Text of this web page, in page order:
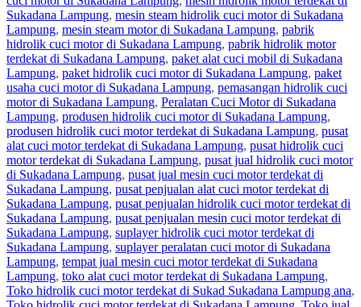
Sukadana Lampung, mesin steam hidrolik cuci motor di Sukadana
Lampung, mesin steam motor di Sukadana Lampung, pabrik
hidrolik cuci motor di Sukadana Lampung, pabrik hidrolik motor
terdekat di Sukadana Lampung, paket alat cuci mobil di Sukadana
Lampung, paket hidrolik cuci motor di Sukadana Lampung, paket
usaha cuci motor di Sukadana Lampung, pemasangan hidrolik cuci
motor di Sukadana Lampung, Peralatan Cuci Motor di Sukadana
Lampung, produsen hidrolik cuci motor di Sukadana Lampung,
produsen hidrolik cuci motor terdekat di Sukadana Lampung, pusat
alat cuci motor terdekat di Sukadana Lampung, pusat hidrolik cuci
motor terdekat di Sukadana Lampung, pusat jual hidrolik cuci motor
di Sukadana Lampung, pusat jual mesin cuci motor terdekat di
Sukadana Lampung, pusat penjualan alat cuci motor terdekat di
Sukadana Lampung, pusat penjualan hidrolik cuci motor terdekat di
Sukadana Lampung, pusat penjualan mesin cuci motor terdekat di
Sukadana Lampung, suplayer hidrolik cuci motor terdekat di
Sukadana Lampung, suplayer peralatan cuci motor di Sukadana
Lampung, tempat jual mesin cuci motor terdekat di Sukadana
Lampung, toko alat cuci motor terdekat di Sukadana Lampung,
Toko hidrolik cuci motor terdekat di Sukad Sukadana Lampung ana,